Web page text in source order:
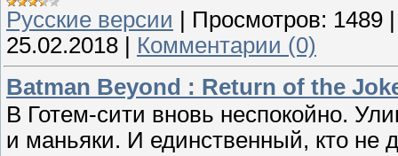
Русские версии | Просмотров: 1489
25.02.2018 | Комментарии (0)
Batman Beyond : Return of the
В Готем-сити вновь неспокойно.
и маньяки. И единственный, кто не